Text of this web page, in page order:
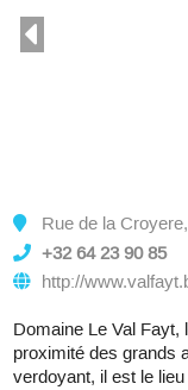
Rue de la
+32 64 23 90 85
http://
Domaine Le Val
proximité des grands
verdoyant, il est le